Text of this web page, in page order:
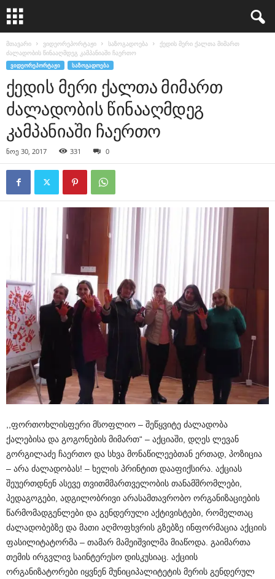
მთავარი ვიდეორეპორტაჟი საზოგადოება
ქედის მერი ქალთა მიმართ
ძალადობის წინააღმდეგ კამპანიაში ჩაერთო
ᲕᲘᲓᲔᲝᲠᲔᲞᲝᲠᲢᲐᲟᲘ ᲡᲐᲖᲝᲒᲐᲓᲝᲔᲑᲐ
ქედის მერი ქალთა მიმართ
ძალადობის წინააღმდეგ
კამპანიაში ჩაერთო
ნოე 30, 2017 331 0
,,ფორთოხლისფერი მსოფლიო – შეწყვიტე ძალადობა
ქალებისა და გოგონების მიმართ“ – აქციაში, დღეს ლევან
გორგილაძე ჩაერთო და სხვა მონაწილეებთან ერთად, პოზიცია
– არა ძალადობას! – ხელის პრინტით დააფიქსირა. აქციას
შეუერთდნენ ასევე თვითმმართველობის თანამშრომლები,
პედაგოგები, ადგილობრივი არასამთავრობო ორგანიზაციების
წარმომადგენლები და გენდერული აქტივისტები, რომელთაც
ძალადობებზე და მათი აღმოფხვრის გზებზე ინფორმაცია აქციის
ფასილიტატორმა – თამარ მამეიშვილმა მიაწოდა. გაიმართა
თემის ირგვლივ საინტერესო დისკუსიაც. აქციის
ორგანიზატორები იყვნენ მუნიციპალიტეტის მერის გენდერულ